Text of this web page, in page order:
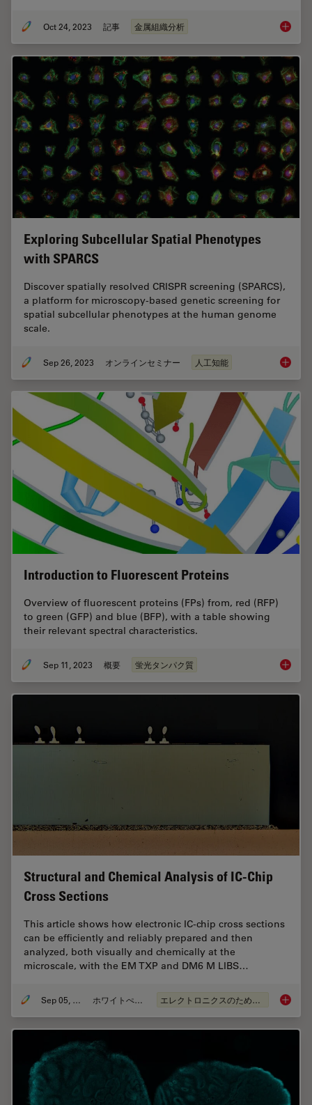
Oct 24, 2023 記事 金属組織分析 Five
Exploring Subcellular Spatial Phenotypes
with SPARCS
Discover spatially resolved CRISPR screening (SPARCS),
a platform for microscopy-based genetic screening for
spatial subcellular phenotypes at the human genome
scale.
Sep 26, 2023 オンラインセミナー 人工知能
Introduction to Fluorescent Proteins
Overview of fluorescent proteins (FPs) from, red (RFP)
to green (GFP) and blue (BFP), with a table showing
their relevant spectral characteristics.
Sep 11, 2023 概要 蛍光タンパク質
Structural and Chemical Analysis of IC-Chip
Cross Sections
This article shows how electronic IC-chip cross sections
can be efficiently and reliably prepared and then
analyzed, both visually and chemically at the
microscale, with the EM TXP and DM6 M LIBS…
Sep 05, 2023 ホワイトぺーパー エレクトロニクスのための断面解析